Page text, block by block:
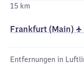
15 km
Frankfurt (Main) ✈
Entfernungen in